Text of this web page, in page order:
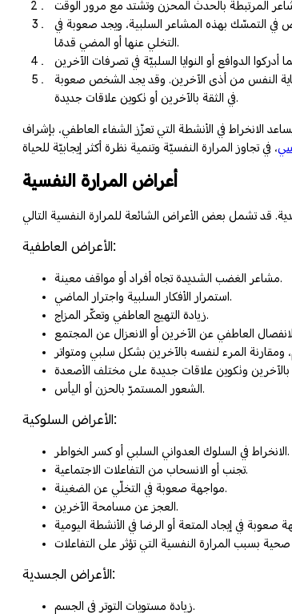
في التمسّك بهذه المشاعر السلبية، ويجد صعوبة في
التخلي عنها أو المضي قدمًا.
حماية النفس من أذى الآخرين. وقد يجد الشخص صعوبة
في الثقة بالآخرين أو تكوين علاقات جديدة.
الانخراط في الأنشطة التي تعزّز الشفاء العاطفي، بإشراف
الأعراض العاطفية:
مشاعر الغضب الشديدة تجاه أفراد أو مواقف معينة.
استمرار الأفكار السلبية واجترار الماضي.
زيادة التهيج العاطفي وتعكّر المزاج.
الشعور المستمرّ بالحزن أو اليأس.
الأعراض السلوكية:
الانخراط في السلوك العدواني السلبي أو كسر الخواطر.
تجنب أو الانسحاب من التفاعلات الاجتماعية.
مواجهة صعوبة في التخلّي عن الضغينة.
العجز عن مسامحة الآخرين.
الأعراض الجسدية:
زيادة مستويات التوتر في الجسم.